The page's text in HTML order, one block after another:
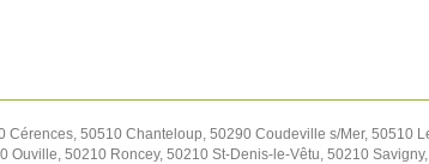
Cérences, 50510 Chanteloup, 50290 Coudeville s/Mer, 50510
50210 Roncey, 50210 St-Denis-le-Vêtu, 50210